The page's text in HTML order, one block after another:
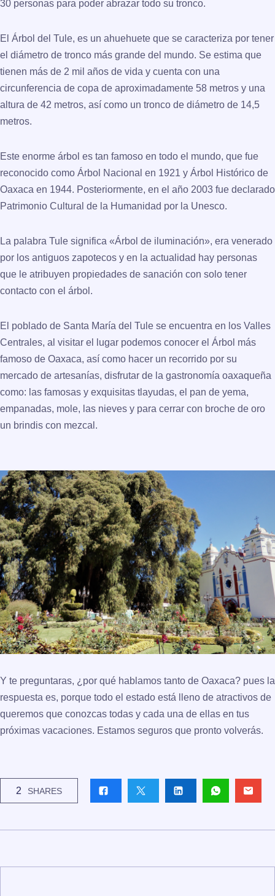
30 personas para poder abrazar todo su tronco.
El Árbol del Tule, es un ahuehuete que se caracteriza por tener
el diámetro de tronco más grande del mundo. Se estima que
tienen más de 2 mil años de vida y cuenta con una
circunferencia de copa de aproximadamente 58 metros y una
altura de 42 metros, así como un tronco de diámetro de 14,5
metros.
Este enorme árbol es tan famoso en todo el mundo, que fue
reconocido como Árbol Nacional en 1921 y Árbol Histórico de
Oaxaca en 1944. Posteriormente, en el año 2003 fue declarado
Patrimonio Cultural de la Humanidad por la Unesco.
La palabra Tule significa «Árbol de iluminación», era venerado
por los antiguos zapotecos y en la actualidad hay personas
que le atribuyen propiedades de sanación con solo tener
contacto con el árbol.
El poblado de Santa María del Tule se encuentra en los Valles
Centrales, al visitar el lugar podemos conocer el Árbol más
famoso de Oaxaca, así como hacer un recorrido por su
mercado de artesanías, disfrutar de la gastronomía oaxaqueña
como: las famosas y exquisitas tlayudas, el pan de yema,
empanadas, mole, las nieves y para cerrar con broche de oro
un brindis con mezcal.
Y te preguntaras, ¿por qué hablamos tanto de Oaxaca? pues la
respuesta es, porque todo el estado está lleno de atractivos de
queremos que conozcas todas y cada una de ellas en tus
próximas vacaciones. Estamos seguros que pronto volverás.
2 SHARES